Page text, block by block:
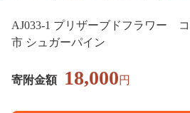
AJ033-1 プリザーブドフラワー
市 シュガーパイン
寄附金額 18,000円